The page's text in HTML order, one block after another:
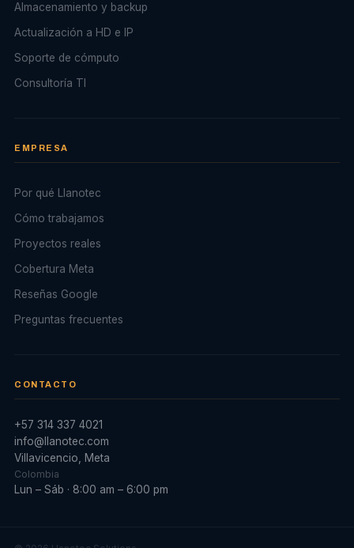
Almacenamiento y backup
Actualización a HD e IP
Soporte de cómputo
Consultoría TI
EMPRESA
Por qué Llanotec
Cómo trabajamos
Proyectos reales
Cobertura Meta
Reseñas Google
Preguntas frecuentes
CONTACTO
+57 314 337 4021
info@llanotec.com
Villavicencio, Meta
Colombia
Lun – Sáb · 8:00 am – 6:00 pm